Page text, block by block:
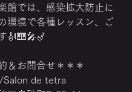
館では、感染拡大防止に
環境で各種レッスン、ご
🎻🎹🎤🎷
＆お問合せ＊＊＊
de tetra